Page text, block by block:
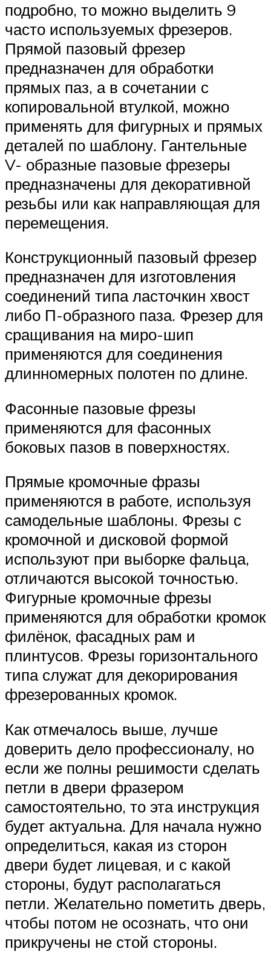
подробно, то можно выделить 9
часто используемых фрезеров.
Прямой пазовый фрезер
предназначен для обработки
прямых паз, а в сочетании с
копировальной втулкой, можно
применять для фигурных и прямых
деталей по шаблону. Гантельные
V- образные пазовые фрезеры
предназначены для декоративной
резьбы или как направляющая для
перемещения.
Конструкционный пазовый фрезер
предназначен для изготовления
соединений типа ласточкин хвост
либо П-образного паза. Фрезер для
сращивания на миро-шип
применяются для соединения
длинномерных полотен по длине.
Фасонные пазовые фрезы
применяются для фасонных
боковых пазов в поверхностях.
Прямые кромочные фразы
применяются в работе, используя
самодельные шаблоны. Фрезы с
кромочной и дисковой формой
используют при выборке фальца,
отличаются высокой точностью.
Фигурные кромочные фрезы
применяются для обработки кромок
филёнок, фасадных рам и
плинтусов. Фрезы горизонтального
типа служат для декорирования
фрезерованных кромок.
Как отмечалось выше, лучше
доверить дело профессионалу, но
если же полны решимости сделать
петли в двери фразером
самостоятельно, то эта инструкция
будет актуальна. Для начала нужно
определиться, какая из сторон
двери будет лицевая, и с какой
стороны, будут располагаться
петли. Желательно пометить дверь,
чтобы потом не осознать, что они
прикручены не стой стороны.